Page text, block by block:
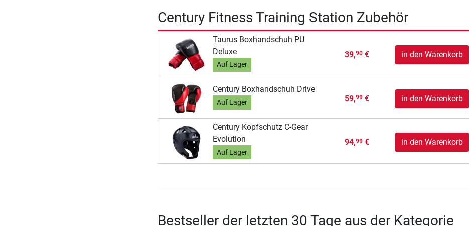
Century Fitness Training Station Zubehör
Taurus Boxhandschuh PU
Deluxe
Auf Lager
39,90€ in den Warenkorb
Century Boxhandschuh Drive
Auf Lager 59,99€ in den Warenkorb
Century Kopfschutz C-Gear
Evolution
Auf Lager
94,99€ in den Warenkorb
Bestseller der letzten 30 Tage aus der Kategorie